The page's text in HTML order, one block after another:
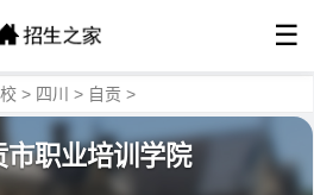
☰
> 四川 > 自贡 >
市职业培训学院